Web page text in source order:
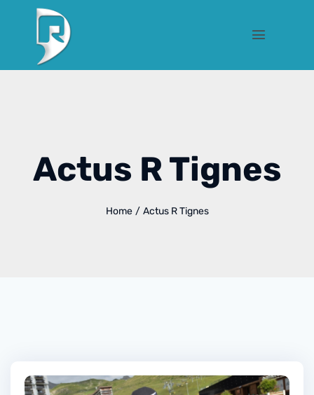
Actus R Tignes
Home / Actus R Tignes